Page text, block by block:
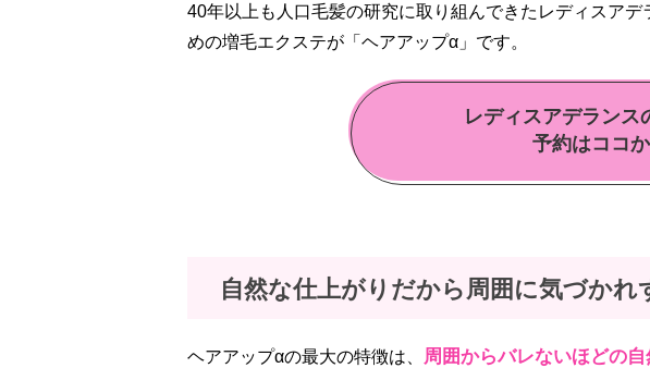
40年以上も人口毛髪の研究に取り組んできたレディスア
めの増毛エクステが「ヘアアップα」です。
レディスアデランス
予約はココ
自然な仕上がりだから周囲に気づか
ヘアアップαの最大の特徴は、 周囲からバレないほどの